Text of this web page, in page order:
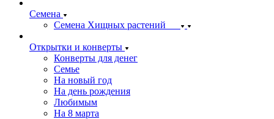
Семена
Семена Хищных растений
Открытки и конверты
Конверты для денег
Семье
На новый год
На день рождения
Любимым
На 8 марта